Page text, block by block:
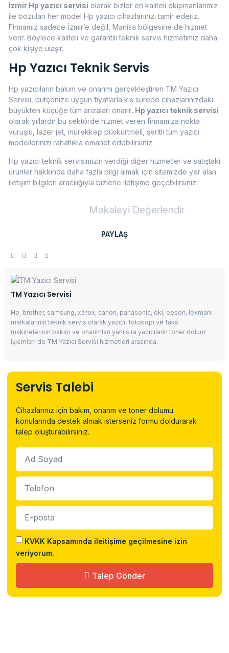
PAYLAŞ
İzmir Hp yazıcı servisi olarak bizler en kaliteli ekipmanlarımız
ile bozulan her model Hp yazıcı cihazlarınızı tamir ederiz.
Firmamız sadece İzmir’e değil, Manisa bölgesine de hizmet
verir. Böylece kaliteli ve garantili teknik servis hizmetimiz daha
çok kişiye ulaşır.
Hp Yazıcı Teknik Servis
Hp yazıcıların bakım ve onarımı gerçekleştiren TM Yazıcı
Servisi, bütçenize uygun fiyatlarla kıs sürede cihazlarınızdaki
büyükten küçüğe tüm arızaları onarır. Hp yazıcı teknik servisi
olarak yıllardır bu sektörde hizmet veren firmamıza nokta
vuruşlu, lazer jet, mürekkep püskürtmeli, şeritli tüm yazıcı
modellerinizi rahatlıkla emanet edebilirsiniz.
Hp yazıcı teknik servisimizin verdiği diğer hizmetler ve satıştaki
ürünler hakkında daha fazla bilgi almak için sitemizde yer alan
iletişim bilgileri aracılığıyla bizlerle iletişime geçebilirsiniz.
Makaleyi Değerlendir
TM Yazıcı Servisi
Hp, brother, samsung, xerox, canon, panasonic, oki, epson, lexmark
markalarının teknik servis olarak yazıcı, fotokopi ve faks
makinelerinin bakım ve onarımları yanı sıra yazıcıların toner dolum
işlemleri de TM Yazıcı Servisi hizmetleri arasında.
Servis Talebi
Cihazlarınız için bakım, onarım ve toner dolumu
konularında destek almak isterseniz formu doldurarak
talep oluşturabilirsiniz.
KVKK Kapsamında ileitişime geçilmesine izin
veriyorum.
Talep Gönder